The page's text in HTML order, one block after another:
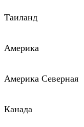
Таиланд
Америка
Америка Северная
Канада